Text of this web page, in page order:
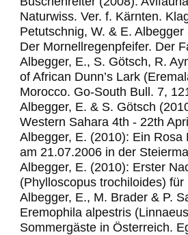
Naturwiss. Ver. f. Kärnten.
Petutschnig, W. & E.
Der Mornellregenpfeifer. Der
Albegger, E., S. Götsch, R.
of African Dunn’s Lark
Morocco. Go-South Bull. 7,
Albegger, E. & S. Götsch
Western Sahara 4th - 22th
Albegger, E. (2010): Ein
am 21.07.2006 in der
Albegger, E. (2010): Erster
(Phylloscopus trochiloides)
Albegger, E., M. Brader & P.
Eremophila alpestris
Sommergäste in Österreich.